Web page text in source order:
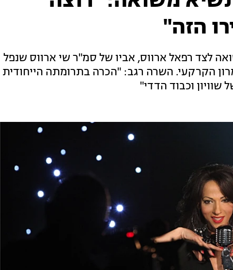
הזה"
לצד רפאל ארווס, אביו של סמ"ר שי ארווס שנפל
הקרקעי. השרה רגב: "הכרה בתרומתה הייחודית
וכבוד הדדי"